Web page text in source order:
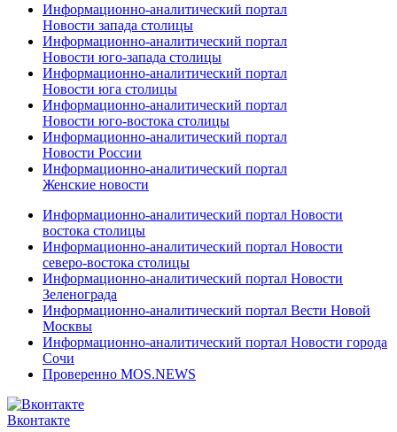
Информационно-аналитический портал
Новости запада столицы
Информационно-аналитический портал
Новости юго-запада столицы
Информационно-аналитический портал
Новости юга столицы
Информационно-аналитический портал
Новости юго-востока столицы
Информационно-аналитический портал
Новости России
Информационно-аналитический портал
Женские новости
Информационно-аналитический портал Новости
востока столицы
Информационно-аналитический портал Новости
северо-востока столицы
Информационно-аналитический портал Новости
Зеленограда
Информационно-аналитический портал Вести Новой
Москвы
Информационно-аналитический портал Новости города
Сочи
Проверенно MOS.NEWS
Вконтакте